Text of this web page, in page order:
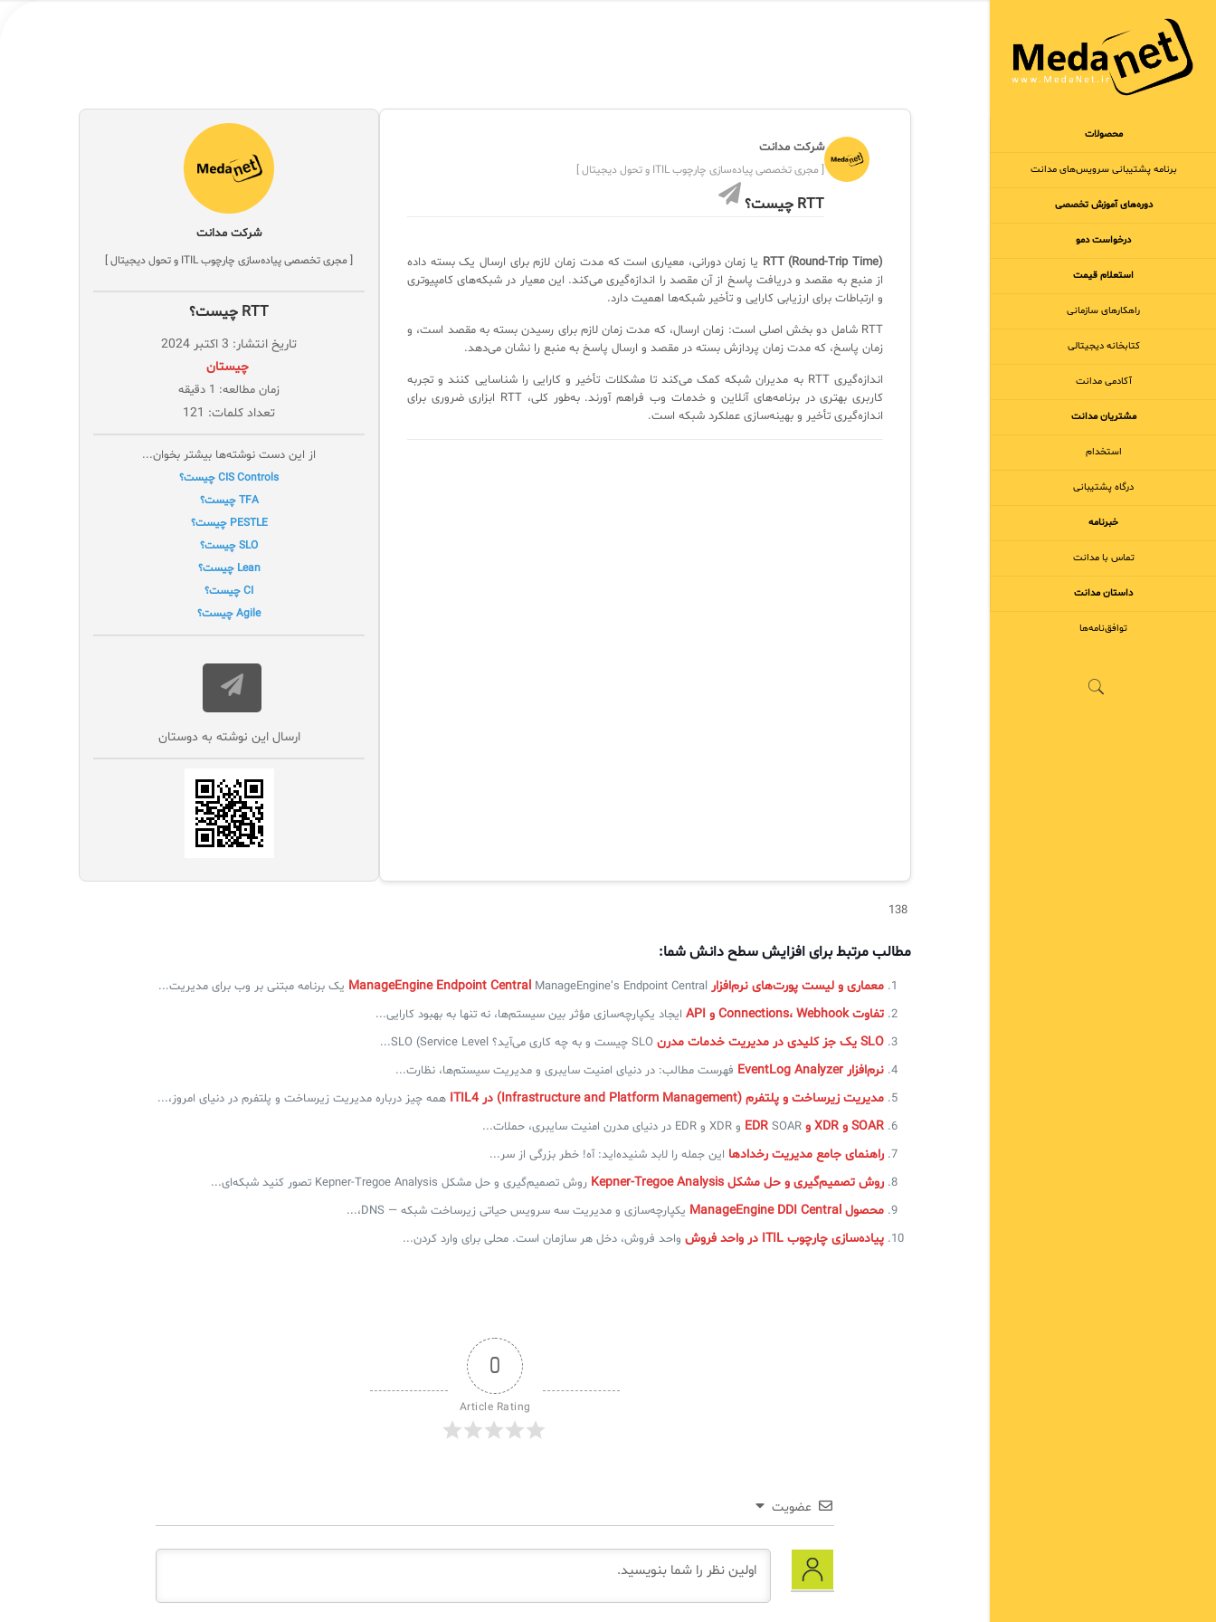
محصولات
برنامه‌ پشتیبانی سرویس‌های مدانت
دوره‌های آموزش تخصصی
درخواست دمو
استعلام قیمت
راهکارهای سازمانی
کتابخانه دیجیتالی
آکادمی مدانت
مشتریان مدانت
استخدام
درگاه پشتیبانی
خبرنامه
تماس با مدانت
داستان مدانت
توافق‌نامه‌ها
شرکت مدانت
[ مجری تخصصی پیاده‌سازی چارچوب ITIL و تحول دیجیتال ]
RTT چیست؟
RTT (Round-Trip Time) یا زمان دورانی، معیاری است که مدت زمان لازم برای ارسال یک بسته داده
از منبع به مقصد و دریافت پاسخ از آن مقصد را اندازه‌گیری می‌کند. این معیار در شبکه‌های کامپیوتری
و ارتباطات برای ارزیابی کارایی و تأخیر شبکه‌ها اهمیت دارد.
RTT شامل دو بخش اصلی است: زمان ارسال، که مدت زمان لازم برای رسیدن بسته به مقصد است، و
زمان پاسخ، که مدت زمان پردازش بسته در مقصد و ارسال پاسخ به منبع را نشان می‌دهد.
اندازه‌گیری RTT به مدیران شبکه کمک می‌کند تا مشکلات تأخیر و کارایی را شناسایی کنند و تجربه
کاربری بهتری در برنامه‌های آنلاین و خدمات وب فراهم آورند. به‌طور کلی، RTT ابزاری ضروری برای
اندازه‌گیری تأخیر و بهینه‌سازی عملکرد شبکه است.
شرکت مدانت
[ مجری تخصصی پیاده‌سازی چارچوب ITIL و تحول دیجیتال ]
RTT چیست؟
تاریخ انتشار: 3 اکتبر 2024
‌ چیستان
زمان مطالعه: 1 دقیقه
تعداد کلمات: 121
از این دست نوشته‌ها بیشتر بخوان...
CIS Controls چیست؟
TFA چیست؟
PESTLE چیست؟
SLO چیست؟
Lean چیست؟
CI چیست؟
Agile چیست؟
ارسال این نوشته به دوستان‌
138
مطالب مرتبط برای افزایش سطح دانش شما:
معماری و لیست پورت‌های نرم‌افزار ManageEngine Endpoint Central ManageEngine’s Endpoint Central یک برنامه مبتنی بر وب برای مدیریت...
تفاوت Connections، Webhook و API ایجاد یکپارچه‌سازی مؤثر بین سیستم‌ها، نه تنها به بهبود کارایی...
SLO یک جز کلیدی در مدیریت خدمات مدرن SLO چیست و به چه کاری می‌‌آید؟ SLO (Service Level...
نرم‌افزار EventLog Analyzer فهرست مطالب: در دنیای امنیت سایبری و مدیریت سیستم‌ها، نظارت...
مدیریت زیرساخت و پلتفرم (Infrastructure and Platform Management) در ITIL4 همه چیز درباره مدیریت زیرساخت و پلتفرم در دنیای امروز،...
SOAR و XDR و EDR SOAR و XDR و EDR در دنیای مدرن امنیت سایبری، حملات...
راهنمای جامع مدیریت رخدادها این جمله را لابد شنیده‌اید: آه! خطر بزرگی از سر...
روش تصمیم‌گیری و حل مشکل Kepner-Tregoe Analysis روش تصمیم‌گیری و حل مشکل Kepner-Tregoe Analysis تصور کنید شبکه‌ای...
محصول ManageEngine DDI Central یکپارچه‌سازی و مدیریت سه سرویس حیاتی زیرساخت شبکه — DNS،...
پیاده‌سازی چارچوب ITIL در واحد فروش واحد فروش، دخل هر سازمان است. محلی برای وارد کردن...
0
Article Rating
عضویت